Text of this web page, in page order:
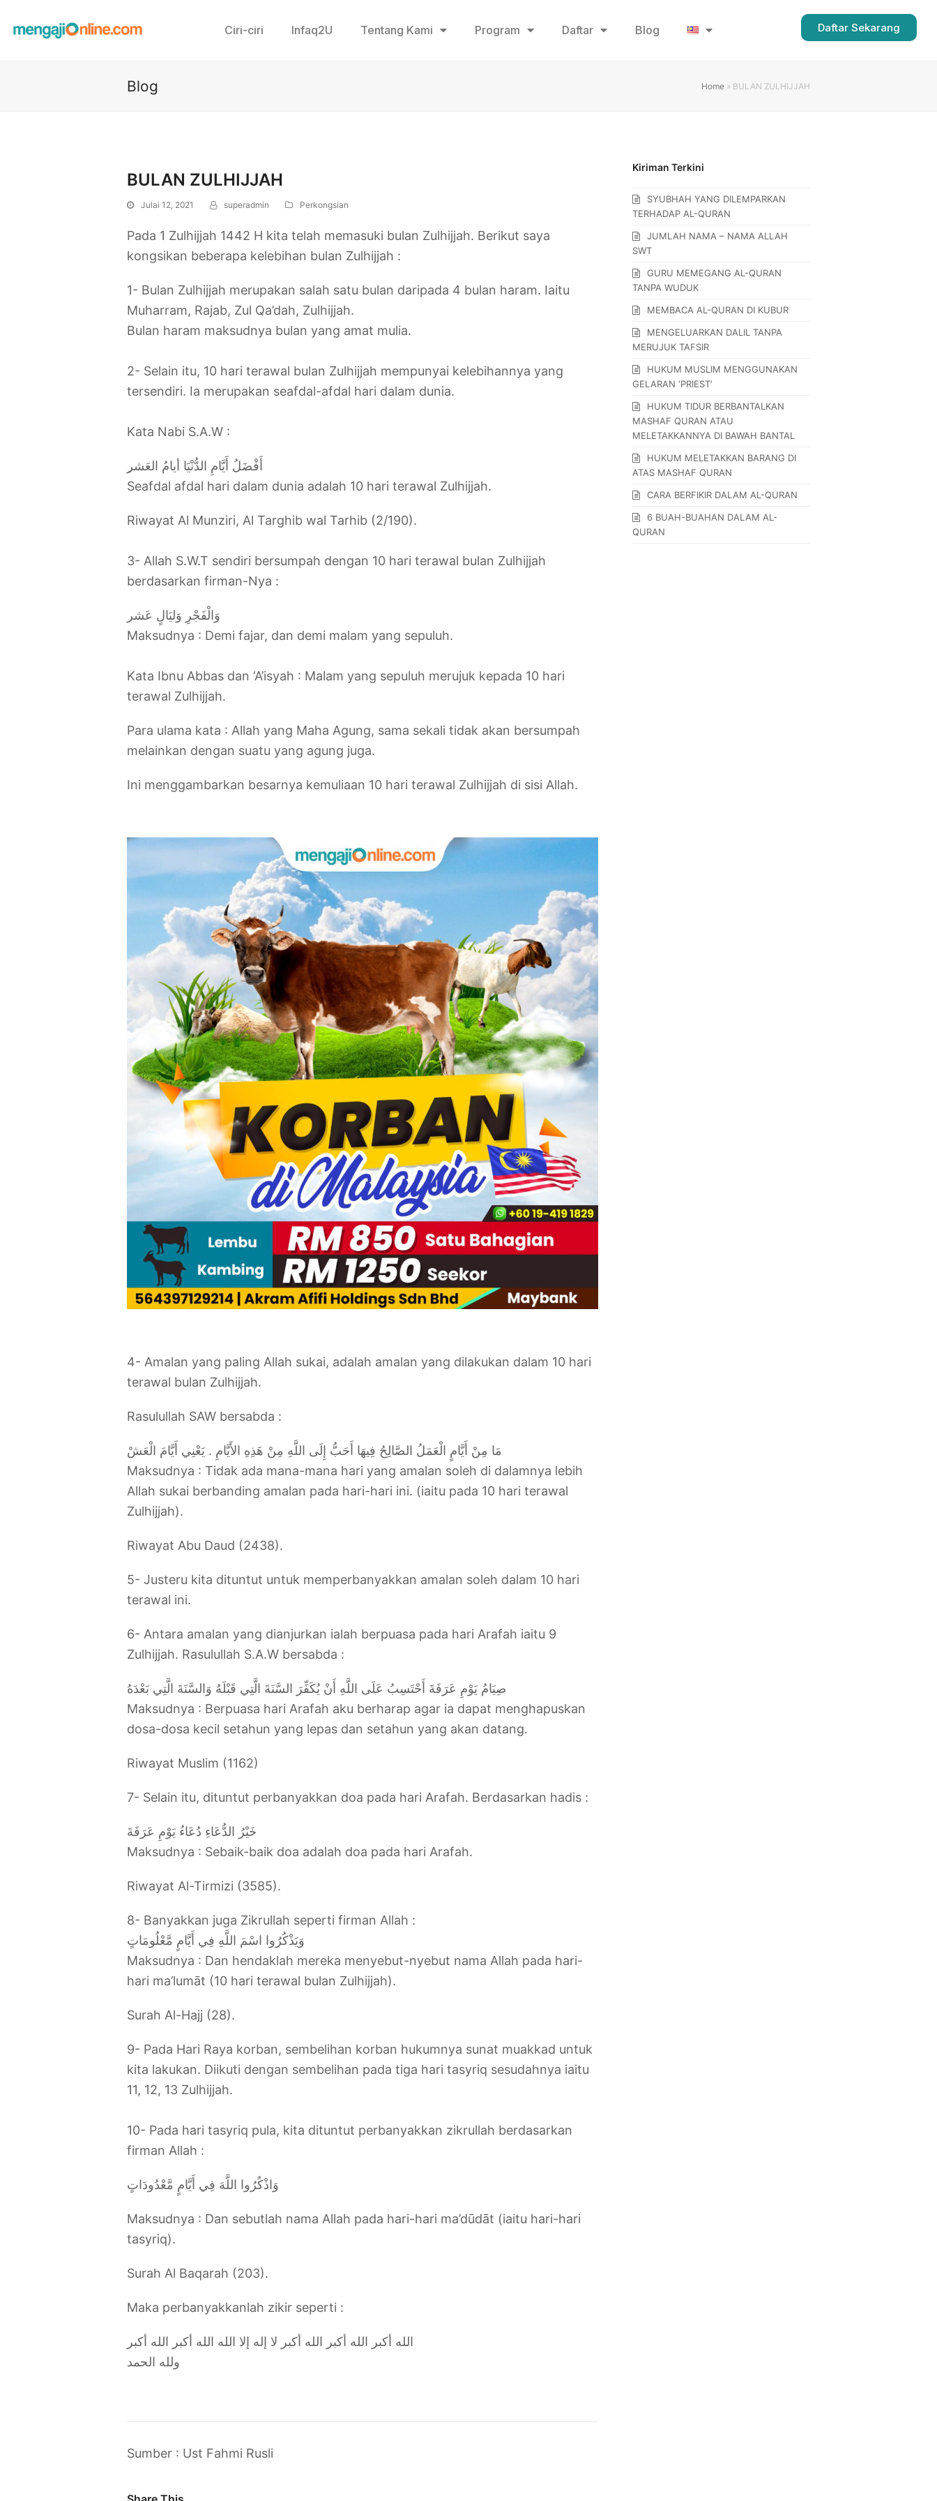
Ciri-ciri Infaq2U Tentang Kami Program Daftar Blog Daftar Sekarang
Blog Home » BULAN ZULHIJJAH
BULAN ZULHIJJAH
Julai 12, 2021 superadmin Perkongsian
Pada 1 Zulhijjah 1442 H kita telah memasuki bulan Zulhijjah. Berikut saya
kongsikan beberapa kelebihan bulan Zulhijjah :
1- Bulan Zulhijjah merupakan salah satu bulan daripada 4 bulan haram. Iaitu
Muharram, Rajab, Zul Qa’dah, Zulhijjah.
Bulan haram maksudnya bulan yang amat mulia.
2- Selain itu, 10 hari terawal bulan Zulhijjah mempunyai kelebihannya yang
tersendiri. Ia merupakan seafdal-afdal hari dalam dunia.
Kata Nabi S.A.W :
ِ‎أَفْضَلُ أَيَّامِ الدُّنْيَا أيامُ العَشر
‎Seafdal afdal hari dalam dunia adalah 10 hari terawal Zulhijjah.
Riwayat Al Munziri, Al Targhib wal Tarhib (2/190).
3- Allah S.W.T sendiri bersumpah dengan 10 hari terawal bulan Zulhijjah
berdasarkan firman-Nya :
‎وَالْفَجْرِ وَليَالٍ عَشر
‎Maksudnya : Demi fajar, dan demi malam yang sepuluh.
Kata Ibnu Abbas dan ‘A’isyah : Malam yang sepuluh merujuk kepada 10 hari
terawal Zulhijjah.
Para ulama kata : Allah yang Maha Agung, sama sekali tidak akan bersumpah
melainkan dengan suatu yang agung juga.
Ini menggambarkan besarnya kemuliaan 10 hari terawal Zulhijjah di sisi Allah.
4- Amalan yang paling Allah sukai, adalah amalan yang dilakukan dalam 10 hari
terawal bulan Zulhijjah.
Rasulullah SAW bersabda :
مَا مِنْ أَيَّامٍ الْعَمَلُ الصَّالِحُ فِيهَا أَحَبُّ إِلَى اللَّهِ مِنْ هَذِهِ الأَيَّامِ ‏.‏ يَعْنِي أَيَّامَ الْعَشْ
Maksudnya : Tidak ada mana-mana hari yang amalan soleh di dalamnya lebih
Allah sukai berbanding amalan pada hari-hari ini. (iaitu pada 10 hari terawal
Zulhijjah).
Riwayat Abu Daud (2438).
5- Justeru kita dituntut untuk memperbanyakkan amalan soleh dalam 10 hari
terawal ini.
6- Antara amalan yang dianjurkan ialah berpuasa pada hari Arafah iaitu 9
Zulhijjah. Rasulullah S.A.W bersabda :
صِيَامُ يَوْمِ عَرَفَةَ أَحْتَسِبُ عَلَى اللَّهِ أَنْ يُكَفِّرَ السَّنَةَ الَّتِي قَبْلَهُ وَالسَّنَةَ الَّتِي بَعْدَهُ
Maksudnya : Berpuasa hari Arafah aku berharap agar ia dapat menghapuskan
dosa-dosa kecil setahun yang lepas dan setahun yang akan datang.
Riwayat Muslim (1162)
‎7- Selain itu, dituntut perbanyakkan doa pada hari Arafah. Berdasarkan hadis :
خَيْرُ الدُّعَاءِ دُعَاءُ يَوْمِ عَرَفَةَ
Maksudnya : Sebaik-baik doa adalah doa pada hari Arafah.
Riwayat Al-Tirmizi (3585).
‎8- Banyakkan juga Zikrullah seperti firman Allah :
وَيَذْكُرُوا اسْمَ اللَّهِ فِي أَيَّامٍ مَّعْلُومَاتٍ
‎Maksudnya : Dan hendaklah mereka menyebut-nyebut nama Allah pada hari-
hari ma’lumāt (10 hari terawal bulan Zulhijjah).
Surah Al-Hajj (28).
9- Pada Hari Raya korban, sembelihan korban hukumnya sunat muakkad untuk
kita lakukan. Diikuti dengan sembelihan pada tiga hari tasyriq sesudahnya iaitu
11, 12, 13 Zulhijjah.
10- Pada hari tasyriq pula, kita dituntut perbanyakkan zikrullah berdasarkan
firman Allah :
وَاذْكُرُوا اللَّهَ فِي أَيَّامٍ مَّعْدُودَاتٍ
Maksudnya : Dan sebutlah nama Allah pada hari-hari ma’dūdāt (iaitu hari-hari
tasyriq).
Surah Al Baqarah (203).
‎Maka perbanyakkanlah zikir seperti :
‏الله أكبر الله أكبر الله أكبر لا إله إلا الله الله أكبر الله أكبر
ولله الحمد
Sumber : Ust Fahmi Rusli
Kiriman Terkini
SYUBHAH YANG DILEMPARKAN
TERHADAP AL-QURAN
JUMLAH NAMA – NAMA ALLAH
SWT
GURU MEMEGANG AL-QURAN
TANPA WUDUK
MEMBACA AL-QURAN DI KUBUR
MENGELUARKAN DALIL TANPA
MERUJUK TAFSIR
HUKUM MUSLIM MENGGUNAKAN
GELARAN ‘PRIEST’
HUKUM TIDUR BERBANTALKAN
MASHAF QURAN ATAU
MELETAKKANNYA DI BAWAH BANTAL
HUKUM MELETAKKAN BARANG DI
ATAS MASHAF QURAN
CARA BERFIKIR DALAM AL-QURAN
6 BUAH-BUAHAN DALAM AL-
QURAN